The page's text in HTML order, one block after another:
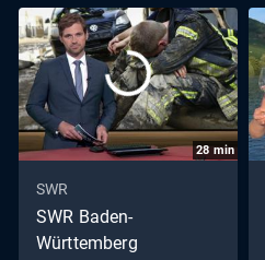
28min
SWR
SWR Baden-
Württemberg